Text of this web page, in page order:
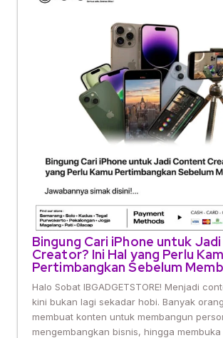
Bingung Cari iPhone untuk
Creator? Ini Hal yang Perlu
Pertimbangkan Sebelum
Halo Sobat IBGADGETSTORE! Menjadi
kini bukan lagi sekadar hobi. Banyak
membuat konten untuk membangun
mengembangkan bisnis, hingga